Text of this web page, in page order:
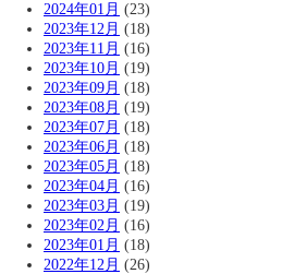
2024年01月 (23)
2023年12月 (18)
2023年11月 (16)
2023年10月 (19)
2023年09月 (18)
2023年08月 (19)
2023年07月 (18)
2023年06月 (18)
2023年05月 (18)
2023年04月 (16)
2023年03月 (19)
2023年02月 (16)
2023年01月 (18)
2022年12月 (26)